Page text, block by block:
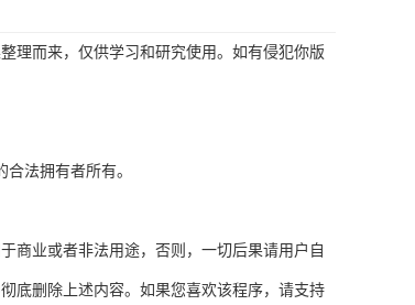
理而来，仅供学习和研究使用。如有侵犯你版
法拥有者所有。
商业或者非法用途，否则，一切后果请用户自
底删除上述内容。如果您喜欢该程序，请支持